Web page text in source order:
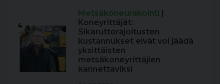
4
Metsäkoneurakointi |
Koneyrittäjät:
Sikaruttorajoitusten
kustannukset eivät voi jäädä
yksittäisten
metsäkoneyrittäjien
kannettaviksi